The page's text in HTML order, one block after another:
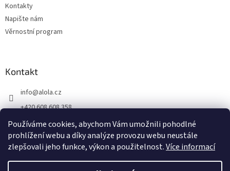
Používáme cookies, abychom Vám umožnili pohodlné
prohlížení webu a díky analýze provozu webu neustále
zlepšovali jeho funkce, výkon a použitelnost.Více informací
Kontakty
Napište nám
Věrnostní program
Kontakt
info@alola.cz
+420 608 608 358
https://www.facebook.com/alolaCZ
alola.cz/